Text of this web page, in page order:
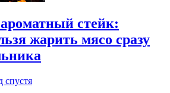
стейк:
жарить мясо сразу
спустя